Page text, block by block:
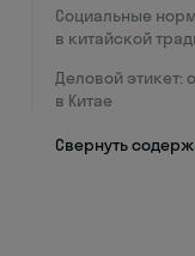
Социальные
в китайской
Деловой этикет:
в Китае
Свернуть